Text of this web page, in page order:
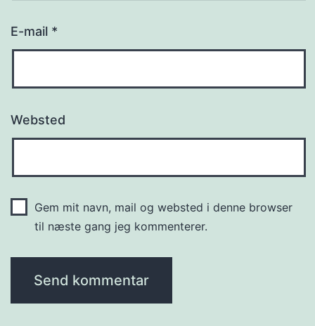
E-mail *
Websted
Gem mit navn, mail og websted i denne browser
til næste gang jeg kommenterer.